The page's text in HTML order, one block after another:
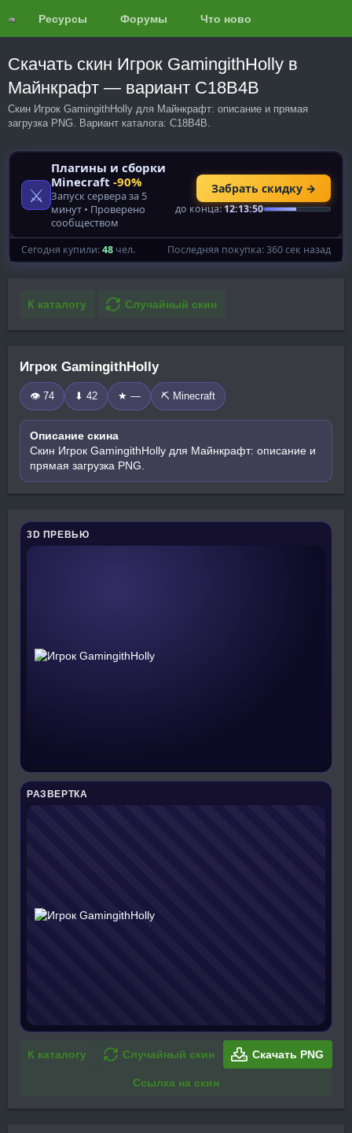
Ресурсы Форумы Что нового?
Скачать скин Игрок GamingithHolly в
Майнкрафт — вариант C18B4B
Скин Игрок GamingithHolly для Майнкрафт: описание и прямая
загрузка PNG. Вариант каталога: C18B4B.
К каталогу Случайный скин
Игрок GamingithHolly
👁 74 ⬇ 42 ★ — ⛏️ Minecraft
Описание скина
Скин Игрок GamingithHolly для Майнкрафт: описание и
прямая загрузка PNG.
3D ПРЕВЬЮ
РАЗВЕРТКА
К каталогу Случайный скин Скачать PNG
Ссылка на скин